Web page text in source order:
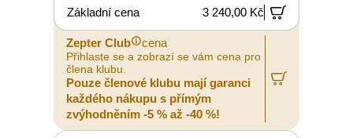
Základní cena 3 240,00 Kč
Zepter Club cena
Přihlaste se a zobrazí se vám cena pro
člena klubu.
Pouze členové klubu mají garanci
každého nákupu s přímým
zvýhodněním -5 % až -40 %!